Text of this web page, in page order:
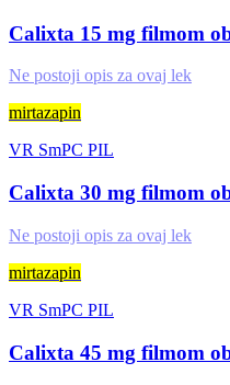
Calixta 15 mg filmom
Ne postoji opis za ovaj lek
mirtazapin
VR SmPC PIL
Calixta 30 mg filmom
Ne postoji opis za ovaj lek
mirtazapin
VR SmPC PIL
Calixta 45 mg filmom